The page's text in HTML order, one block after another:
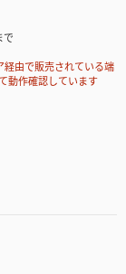
で
由で販売されている端
動作確認しています